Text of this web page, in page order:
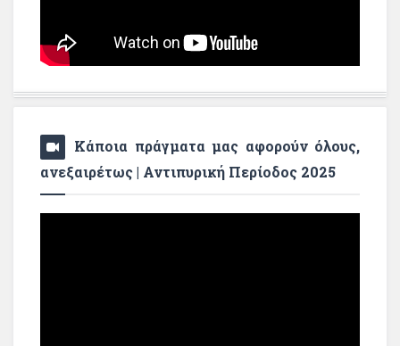
Κάποια πράγματα μας αφορούν όλους,
ανεξαιρέτως | Αντιπυρική Περίοδος 2025